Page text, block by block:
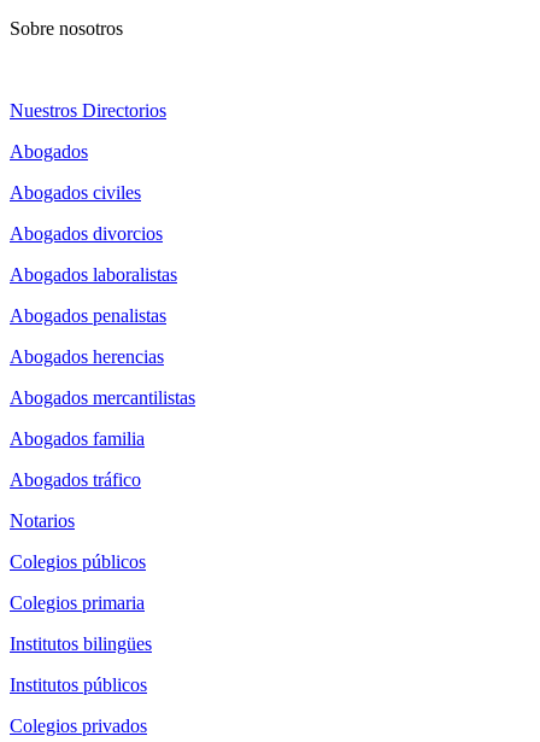
Sobre nosotros
Nuestros Directorios
Abogados
Abogados civiles
Abogados divorcios
Abogados laboralistas
Abogados penalistas
Abogados herencias
Abogados mercantilistas
Abogados familia
Abogados tráfico
Notarios
Colegios públicos
Colegios primaria
Institutos bilingües
Institutos públicos
Colegios privados